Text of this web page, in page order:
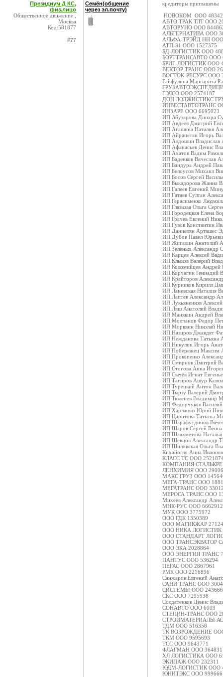
Президиум Д КС,
физ.лицо
Общественное движение ,
Москва
Код:581877
#77
Семён(общение
через эл.почту)
кредиторы приглашены
НОВОКОМ ООО
АВТО ТРАК ТЛТ ООО
АВТОРУНО ООО
АЛЬТЕРНАТИВА ООО
АЛЬФА-ТРЭЙД НН ООО
АТП-31 ООО 1527375
БД-ЛОГИСТИК ООО
БОРТТРАНСАВТО ООО
БРИГ-ЛОГИСТИК ООО
ВЕКТОР ТРАНС ООО
ВОСТОК-РЕСУРС ООО
Гайфулина Маргарита
ГЭЛСО ООО 2574187
ДОН ЛОДЖИСТИКС
ИНВЕСТАВТОТРАНС
ИНЗАРЕ ООО 6695023
ИП Абузярова Динара
ИП Авдеев Дмитрий
ИП Агашина Наталия
ИП Айрапетян Игорь
ИП Алдошин Владислав
ИП Афанасьев Денис
ИП Ахатов Вадим
ИП Баденков Вячеслав
ИП Бандура Андрей
ИП Белоусов Михаил
ИП Босов Сергей
ИП Быкадорова Жанна
ИП Галеев Евгений
ИП Гатаев Султан
ИП Герасименко
ИП Глазкова Ольга
ИП Городецкая Елена
ИП Грачев Евгений
ИП Гузов Константин
ИП Даниелян Арташес
ИП Дубов Павел
ИП Жигалин Анатолий
ИП Зеленых Александр
ИП Карцев Алексей
ИП Клыков Валерий
ИП Коломийцев Андрей
ИП Корчагин Геннадий
ИП Крайторов
ИП Курников Кирилл
ИП Ланевская Наталия
ИП Лаптев Александр
ИП Лукьяненков
ИП Ляш Анатолий
ИП Манякин Андрей
ИП Молчанов Федор
ИП Морквин Николай
ИП Назиров Джавдят
ИП Нежданова Татьяна
ИП Никулин Игорь
ИП Побережец Максим
ИП Прокопенко
ИП Смирнов Дмитрий
ИП Стогова Анна
ИП Сычёв Игнат
ИП Тагиров Ашур
ИП Турецкий Антон
ИП Тырзу Валерий
ИП Тюленев Владимир
ИП Федорчуков
ИП Харлашко Юрий
ИП Царитова Татьяна
ИП Шарафутдинов
ИП Шаров Сергей
ИП Шаяхметова Наталья
ИП Шевцов Александр
ИП Шиловская Ольга
Кихайогло Анна
КЛАСС ТС ООО
КОМПАНИЯ
ЛЕНХИМИЯ ООО
МАКС ГРУЗ ООО
МЕГА-ТРАНС ООО
МЕГАТРАНС ООО
МЕРОСА ТРАНС ООО
Михеев Александр
МНК-РУС ООО 6662912
МУК ООО 3775972
ООО ГДК 1350389
ООО МАГИКЖАР
ООО НИКА ЛОГИСТИК
ООО СТАНДАРТ
ООО ТРАНСЭКВАТОР
ООО ЭКА 2028864
ООО ЭНЕРГИЯ ТРАНС
ПАНТУС ООО 536294
ПЕГАС ООО 2867961
РМК ООО 2216896
Санжаров Евгений
САНИ ТРАНС ООО
СИСТЕМЫ ООО
СКС ООО 7295938
Солдатенков Денис
СОНАВТО ООО 6009
СТЕПИН-ТРАНС ООО
СТРОЙМАТЕРИАЛЫ АО
ТДМ ООО 516358
ТК ВОЗРОЖДЕНИЕ
ТКМ ООО 9595693
ТСС ООО 9643771
ФЛАГМАН ООО 364831
ХЛ ЛОГИСТИКА ООО
ЭКИПАЖ ООО 232311
ЮДМ-ЛОГИСТИК ООО
ЮНИТЭКС ООО 999666